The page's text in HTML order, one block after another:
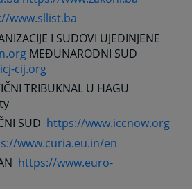
www.sllist.ba
I SUDOVI UJEDINJENE
MEĐUNARODNI SUD
cij.org
TRIBUKNAL U HAGU
SUD https://www.iccnow.org
www.curia.eu.in/en
https://www.euro-